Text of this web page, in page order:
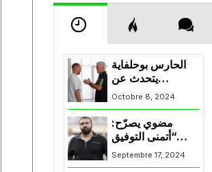
الحارس بوحلفاية
يتحدث عن
طموحاته مع
المنتخب و شباب
قسنطينة
Octobre 8, 2024
مضوي يصرّح:
“أتمنى التوفيق
لممثلي الكرة
الجزائرية في
Septembre 17, 2024